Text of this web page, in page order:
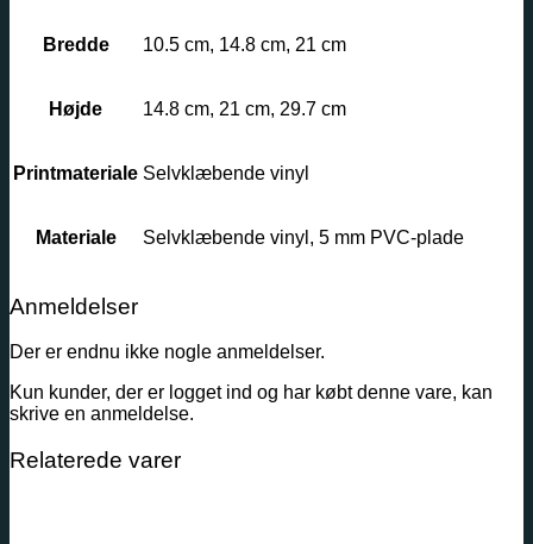
Bredde 10.5 cm, 14.8 cm, 21 cm
Højde 14.8 cm, 21 cm, 29.7 cm
Printmateriale Selvklæbende vinyl
Materiale Selvklæbende vinyl, 5 mm PVC-plade
Anmeldelser
Der er endnu ikke nogle anmeldelser.
Kun kunder, der er logget ind og har købt denne vare, kan
skrive en anmeldelse.
Relaterede varer